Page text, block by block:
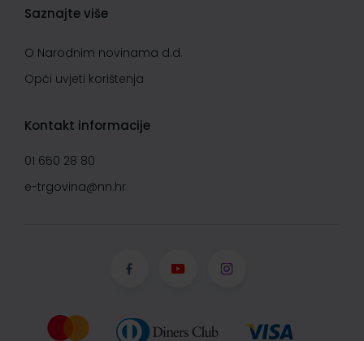
Saznajte više
O Narodnim novinama d.d.
Opći uvjeti korištenja
Kontakt informacije
01 650 28 80
e-trgovina@nn.hr